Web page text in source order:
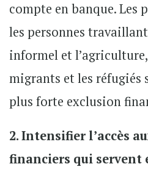
compte en banque. Les
les personnes
informel et
migrants et les réfugiés
plus forte exclusion
2. Intensifier l’accès
financiers qui servent